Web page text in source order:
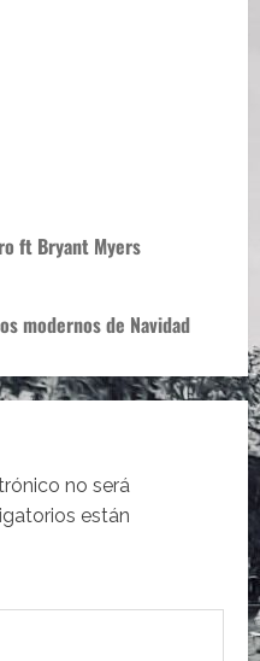
ft Bryant Myers
modernos de Navidad
no será
están